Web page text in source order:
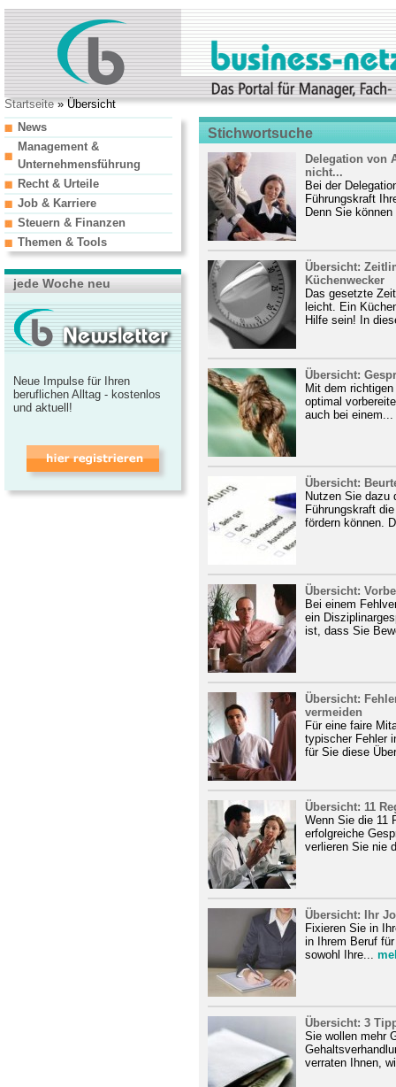
Startseite» Übersicht
Stichwortsuche
Delegation von
nicht...
Bei der
Führungskraft
Denn Sie
Übersicht:
Küchenwecker
Das gesetzte
leicht. Ein
Hilfe sein! In
Übersicht:
Mit dem
optimal
auch bei einem...
Übersicht:
Nutzen Sie dazu
Führungskraft
fördern können.
Übersicht:
Bei einem
ein
ist, dass Sie
Übersicht:
vermeiden
Für eine faire
typischer Fehler
für Sie diese
Übersicht: 11
Wenn Sie die 11
erfolgreiche
verlieren Sie nie
Übersicht: Ihr
Fixieren Sie in
in Ihrem Beruf
sowohl Ihre...
Übersicht: 3
Sie wollen mehr
verraten Ihnen,
News
Management &
Unternehmensführung
Recht & Urteile
Job & Karriere
Steuern & Finanzen
Themen & Tools
jede Woche neu
Neue Impulse für Ihren
beruflichen Alltag - kostenlos
und aktuell!